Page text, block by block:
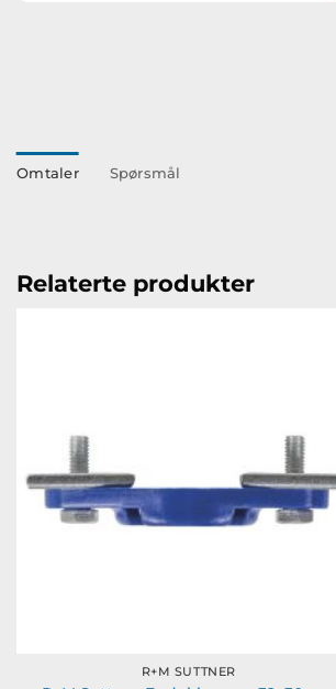
Omtaler Spørsmål
Relaterte produkter
R+M SUTTNER